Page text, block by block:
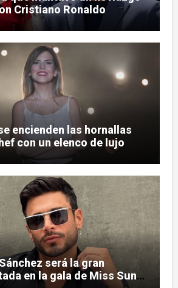
Cristiano Ronaldo
encienden las hornallas
con un elenco de lujo
será la gran
en la gala de Miss Sun